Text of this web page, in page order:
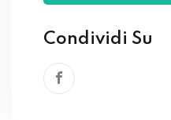
Condividi Su